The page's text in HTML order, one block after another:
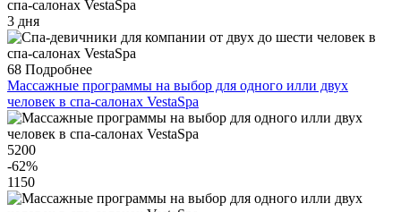
3 дня
68 Подробнее
Массажные программы на выбор для одного илли двух
человек в спа-салонах VestaSpa
5200
-62%
1150